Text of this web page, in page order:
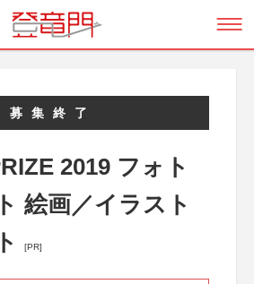
募集終了
2019 フォト
絵画／イラスト
[PR]